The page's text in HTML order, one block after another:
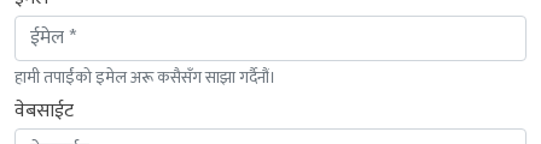
हामी तपाईंको इमेल अरू कसैसँग साझा गर्दैनौं।
वेबसाईट